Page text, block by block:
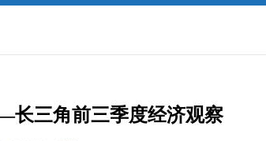
长三角前三季度经济观察